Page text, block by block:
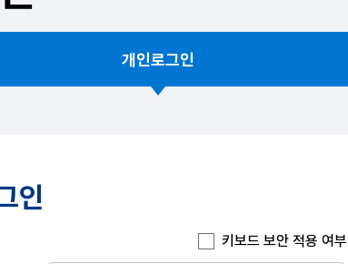
개인로그인
인
키보드 보안 적용 여부